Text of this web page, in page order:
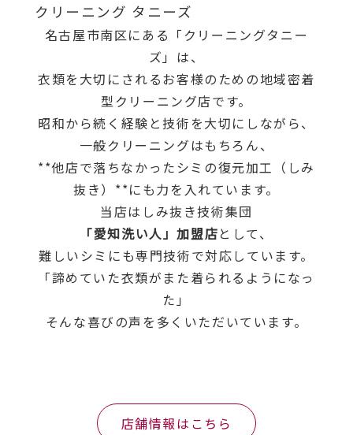
クリーニング タニーズ
名古屋市南区にある「クリーニングタニー
ズ」は、
衣類を大切にされるお客様のための地域密着
型クリーニング店です。
昭和から続く経験と技術を大切にしながら、
一般クリーニングはもちろん、
**他店で落ちなかったシミの復元加工（しみ
抜き）**にも力を入れています。
当店はしみ抜き技術集団
「愛知洗い人」加盟店として、
難しいシミにも専門技術で対応しています。
「諦めていた衣類がまた着られるようになっ
た」
そんな喜びの声を多くいただいています。
店舗情報はこちら